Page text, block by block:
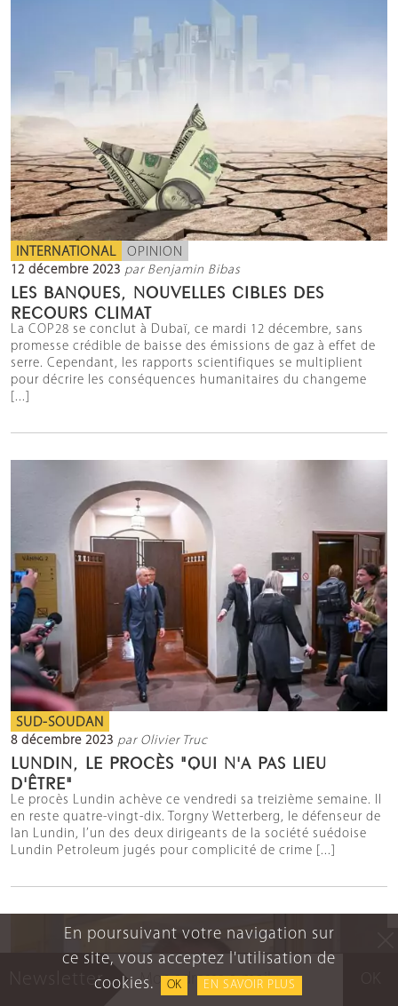
En poursuivant votre navigation sur
ce site, vous acceptez l'utilisation de
cookies.
OK EN SAVOIR PLUS
INTERNATIONAL OPINION
12 décembre 2023 par Benjamin Bibas
LES BANQUES, NOUVELLES CIBLES DES
RECOURS CLIMAT
La COP28 se conclut à Dubaï, ce mardi 12 décembre, sans
promesse crédible de baisse des émissions de gaz à effet de
serre. Cependant, les rapports scientifiques se multiplient
pour décrire les conséquences humanitaires du changeme
[...]
SUD-SOUDAN
8 décembre 2023 par Olivier Truc
LUNDIN, LE PROCÈS "QUI N'A PAS LIEU
D'ÊTRE"
Le procès Lundin achève ce vendredi sa treizième semaine. Il
en reste quatre-vingt-dix. Torgny Wetterberg, le défenseur de
Ian Lundin, l’un des deux dirigeants de la société suédoise
Lundin Petroleum jugés pour complicité de crime [...]
Newsletter